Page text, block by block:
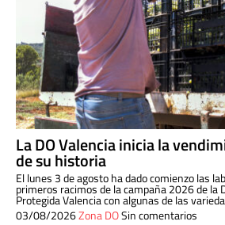
La DO Valencia inicia la
de su historia
El lunes 3 de agosto ha dado comienzo las
primeros racimos de la campaña 2026 de la
Protegida Valencia con algunas de las
03/08/2026Zona DOSin comentarios